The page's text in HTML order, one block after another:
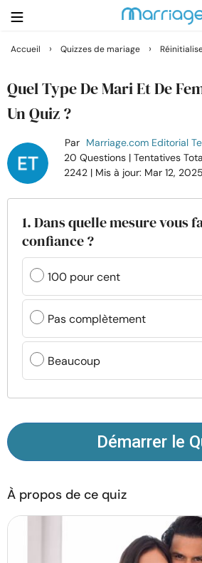
Se marier
Relations
Aide
Cours
Ressources
Communauté
Langue
nous
© Copyright 2026. Tous
Accueil › Quizzes de mariage ›
Quel Type De Mari Et De
Un Quiz ?
Par Marriage.com Editorial
20 Questions | Tentatives
2242 | Mis à jour: Mar 12, 2025
1. Dans quelle mesure vous
confiance ?
100 pour cent
Pas complètement
Beaucoup
Démarrer le
À propos de ce quiz